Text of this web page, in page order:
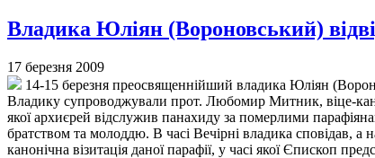
Владика Юліян (Вороновський)
17 березня 2009
14-15 березня преосвященнійший владика Юліян
Владику супроводжували прот. Любомир Митник, віце-
якої архиєрей відслужив панахиду за померлими
братством та молоддю. В часі Вечірні владика сповідав,
канонічна візитація даної парафії, у часі якої Єпископ